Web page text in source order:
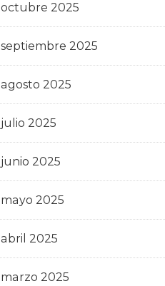
octubre 2025
septiembre 2025
agosto 2025
julio 2025
junio 2025
mayo 2025
abril 2025
marzo 2025